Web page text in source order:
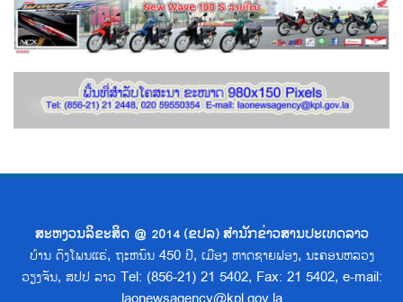
ສະຫງວນລິຂະສິດ @ 2014 (ຂປລ) ສຳນັກຂ່າວສານປະເທດລາວ
ບ້ານ ດົງໂພນແຮ່, ຖະຫນົນ 450 ປີ, ເມືອງ ຫາດຊາຍຟອງ, ນະຄອນຫລວງ
ວຽງຈັນ, ສປປ ລາວ Tel: (856-21) 21 5402, Fax: 21 5402, e-mail: